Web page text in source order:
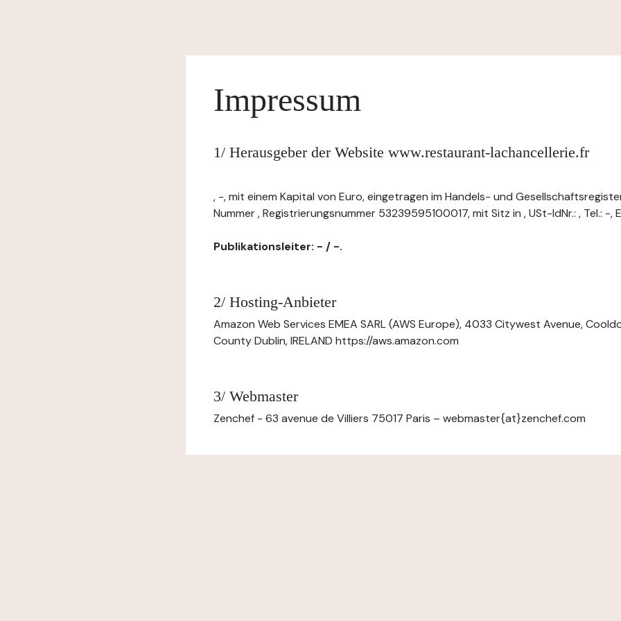
Impressum
1/ Herausgeber der Website www.restaurant-lachancellerie.fr
, -, mit einem Kapital von Euro, eingetragen im Handels- und
Nummer , Registrierungsnummer 53239595100017, mit Sitz in , USt-IdNr.: , Tel.: -,
Publikationsleiter: - / -.
2/ Hosting-Anbieter
Amazon Web Services EMEA SARL (AWS Europe), 4033 Citywest Avenue,
County Dublin, IRELAND https://aws.amazon.com
3/ Webmaster
Zenchef - 63 avenue de Villiers 75017 Paris – webmaster{at}zenchef.com